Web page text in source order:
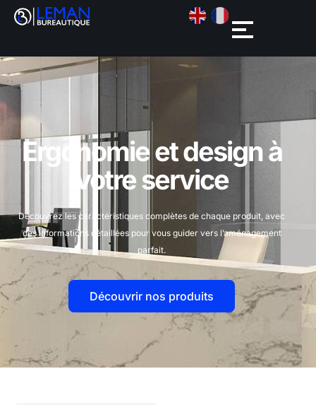
Ergonomie et design à
votre service
Découvrez les caractéristiques complètes de chaque produit, avec
des informations détaillées pour vous guider vers l’aménagement
parfait.
Découvrir nos produits